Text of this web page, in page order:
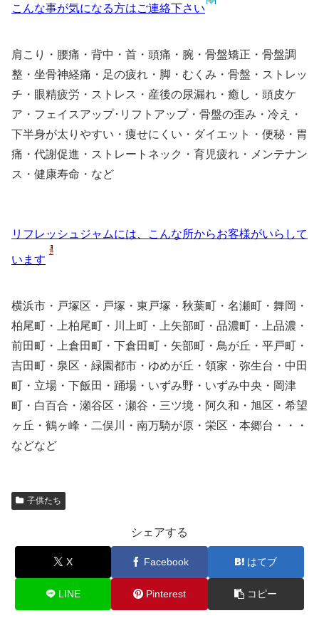
こんな事が気になる方はご連絡下さい
肩こり・腰痛・背中・首・頭痛・腕・骨盤矯正・骨盤調
整・坐骨神経痛・足の疲れ・脚・むくみ・骨盤・ストレッ
チ・眼精疲労・ストレス・産後の尿漏れ・癒し・頭皮ケ
ア・フェイスアップ･リフトアップ・骨盤の歪み・冷え・
下半身が太りやすい・痩せにくい・ダイエット・便秘・胃
痛・代謝促進・ストレートネック・育児疲れ・メンテナン
ス・健康寿命・など
リフレッシュジャムには、こんな所からお客様がいらして
います
横浜市・戸塚区・戸塚・東戸塚・秋葉町・名瀬町・舞岡・
柏尾町・上柏尾町・川上町・上矢部町・品濃町・上品濃・
前田町・上倉田町・下倉田町・矢部町・鳥が丘・平戸町・
吉田町・泉区・緑園都市・ゆめが丘・領家・弥生台・中田
町・立場・下飯田・踊場・いずみ野・いずみ中央・岡津
町・白百合・瀬谷区・瀬谷・三ツ境・阿久和・旭区・希望
ヶ丘・鶴ヶ峰・二俣川・南万騎が原・栄区・本郷台・・・
などなど
子供たち
シェアする
X Facebook はてブ
LINE Pinterest コピー